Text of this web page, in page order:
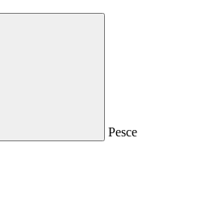
Pesce